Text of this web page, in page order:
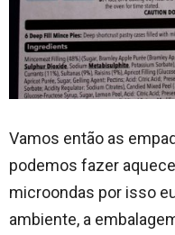
Vamos então as
podemos fazer
microondas por isso
ambiente, a